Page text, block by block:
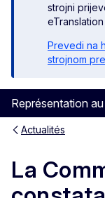
strojni
Prevedi na
strojnom
Représentation
Actualités
La